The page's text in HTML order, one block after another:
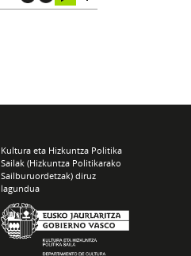
Kultura eta Hizkuntza Politika
Sailak (Hizkuntza Politikarako
Sailburuordetzak) diruz
lagundua